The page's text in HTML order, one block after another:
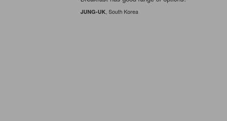
JUNG-UK , South Korea